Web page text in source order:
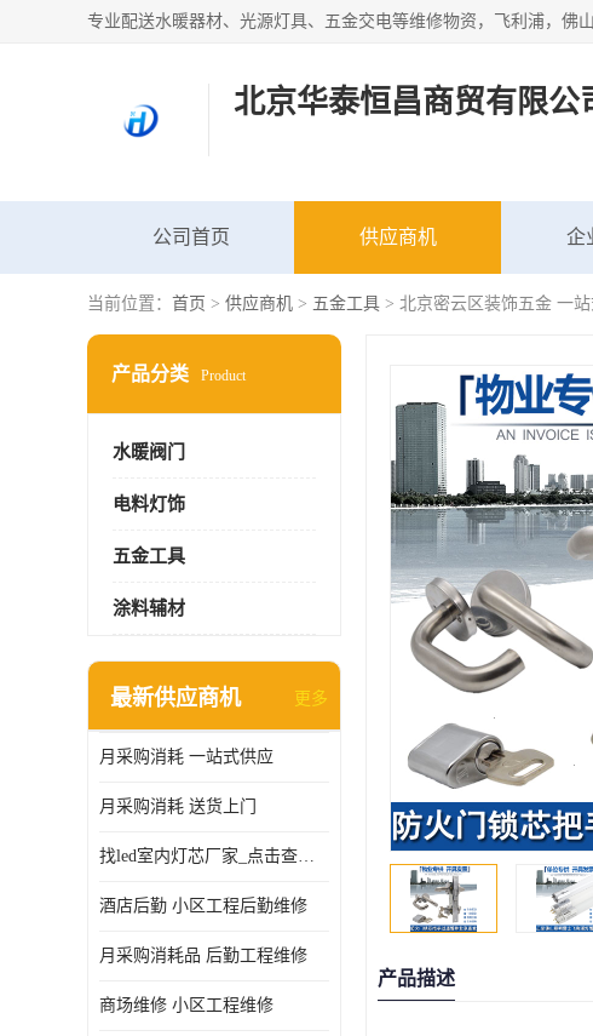
北京华泰恒昌商贸有限公
公司首页 供应商机 企
当前位置： 首页 > 供应商机 > 五金工具 > 北京密云区装饰五金 一
产品分类 Product
水暖阀门
电料灯饰
五金工具
涂料辅材
最新供应商机 更多
月采购消耗 一站式供应
月采购消耗 送货上门
找led室内灯芯厂家_点击查看更多
酒店后勤 小区工程后勤维修
月采购消耗品 后勤工程维修
商场维修 小区工程维修
产品描述